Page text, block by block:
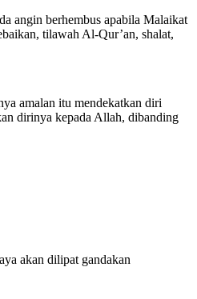
angin berhembus apabila Malaikat
tilawah Al-Qur’an, shalat,
amalan itu mendekatkan diri
dirinya kepada Allah, dibanding
akan dilipat gandakan